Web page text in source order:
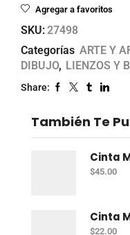
Agregar a favoritos
SKU:27498
Categorías ARTE Y
DIBUJO, LIENZOS Y
Share:
También Te
Cinta
$45.00
Cinta
$22.00